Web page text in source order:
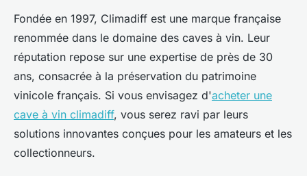
Fondée en 1997, Climadiff est une marque française
renommée dans le domaine des caves à vin. Leur
réputation repose sur une expertise de près de 30
ans, consacrée à la préservation du patrimoine
vinicole français. Si vous envisagez d'acheter une
cave à vin climadiff, vous serez ravi par leurs
solutions innovantes conçues pour les amateurs et les
collectionneurs.